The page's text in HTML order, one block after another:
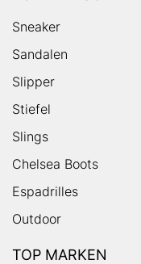
Sneaker
Sandalen
Slipper
Stiefel
Slings
Chelsea Boots
Espadrilles
Outdoor
TOP MARKEN